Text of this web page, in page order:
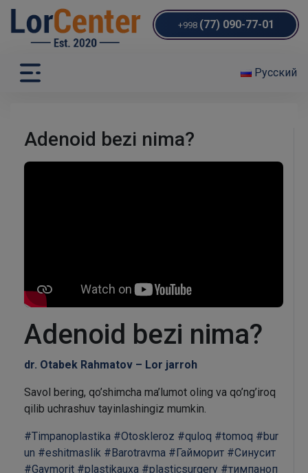
+998 (77) 090-77-01
Русский
Adenoid bezi nima?
Adenoid bezi nima?
dr. Otabek Rahmatov – Lor jarroh
Savol bering, qo’shimcha ma’lumot oling va qo’ng’iroq
qilib uchrashuv tayinlashingiz mumkin.
#Timpanoplastika #Otoskleroz #quloq #tomoq #bur
un #eshitmaslik #Barotravma #Гайморит #Синусит
#Gaymorit #plastikauxa #plasticsurgery #тимпаноп